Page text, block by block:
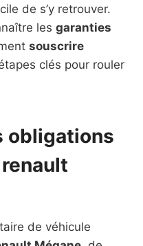
de s’y retrouver.
les garanties
souscrire
clés pour rouler
obligations
de véhicule